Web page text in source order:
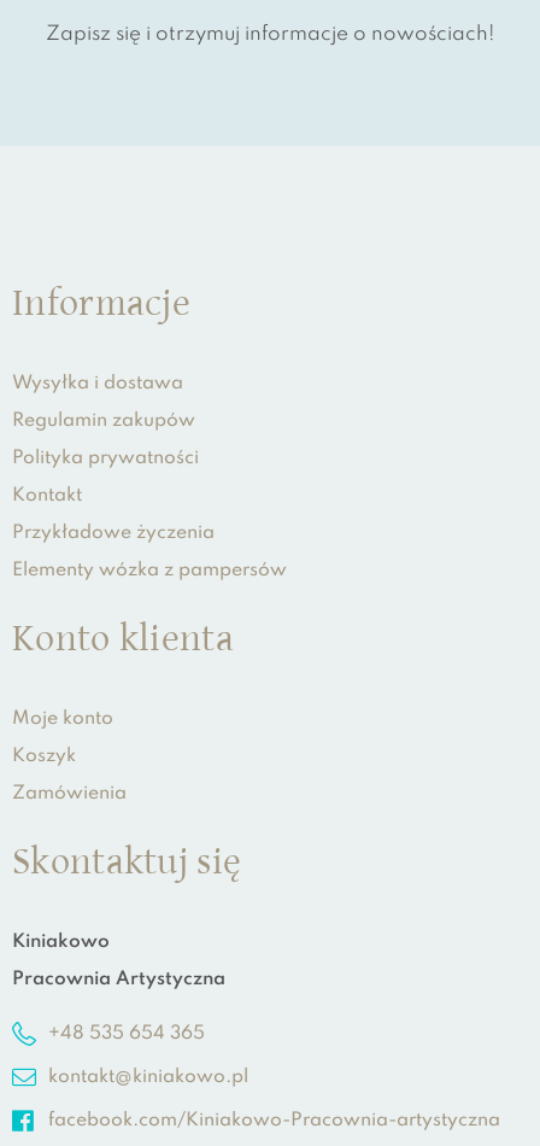
Zapisz się i otrzymuj informacje o nowościach!
Informacje
Wysyłka i dostawa
Regulamin zakupów
Polityka prywatności
Kontakt
Przykładowe życzenia
Elementy wózka z pampersów
Konto klienta
Moje konto
Koszyk
Zamówienia
Skontaktuj się
Kiniakowo
Pracownia Artystyczna
+48 535 654 365
kontakt@kiniakowo.pl
facebook.com/Kiniakowo-Pracownia-artystyczna